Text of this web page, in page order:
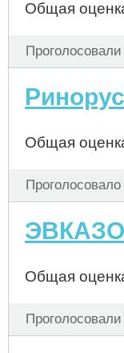
Общая
Проголосовали
Ринорус
Общая
Проголосовало
Общая
Проголосовали